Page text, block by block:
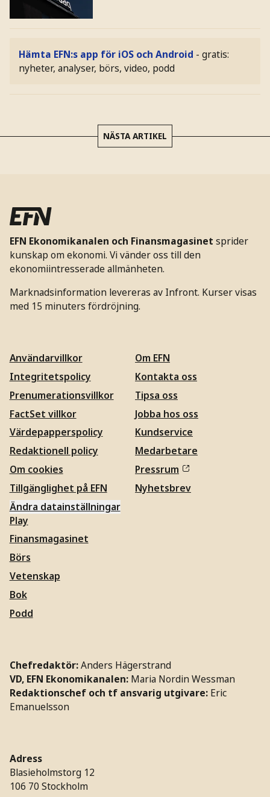
Hämta EFN:s app för iOS och Android - gratis:
nyheter, analyser, börs, video, podd
NÄSTA ARTIKEL
EFN Ekonomikanalen och Finansmagasinet sprider
kunskap om ekonomi. Vi vänder oss till den
ekonomiintresserade allmänheten.
Marknadsinformation levereras av Infront. Kurser visas
med 15 minuters fördröjning.
Användarvillkor
Integritetspolicy
Prenumerationsvillkor
FactSet villkor
Värdepapperspolicy
Redaktionell policy
Om cookies
Tillgänglighet på EFN
Ändra datainställningar
Om EFN
Kontakta oss
Tipsa oss
Jobba hos oss
Kundservice
Medarbetare
Pressrum
Nyhetsbrev
Play
Finansmagasinet
Börs
Vetenskap
Bok
Podd
Chefredaktör:Anders Hägerstrand
VD, EFN Ekonomikanalen: Maria Nordin Wessman
Redaktionschef och tf ansvarig utgivare: Eric
Emanuelsson
Adress
Blasieholmstorg 12
106 70 Stockholm